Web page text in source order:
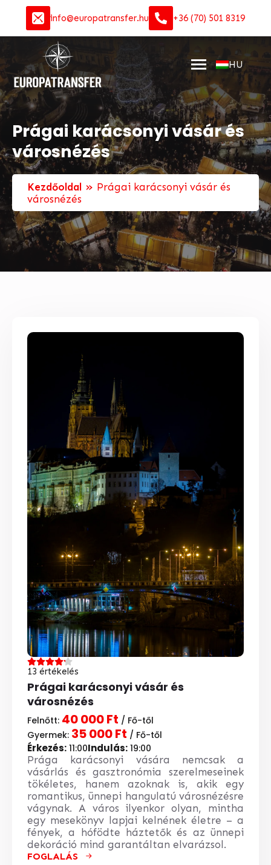
info@europatransfer.hu +36 (70) 501 8319
HU
Prágai karácsonyi vásár és
városnézés
Kezdőoldal » Prágai karácsonyi vásár és
városnézés
13 értékelés
Prágai karácsonyi vásár és
városnézés
Felnőtt: 40 000 Ft / Fő-től
Gyermek: 35 000 Ft / Fő-től
Érkezés: 11:00Indulás: 19:00
Prága karácsonyi vására nemcsak a
vásárlás és gasztronómia szerelmeseinek
tökéletes, hanem azoknak is, akik egy
romantikus, ünnepi hangulatú városnézésre
vágynak. A város ilyenkor olyan, mintha
egy mesekönyv lapjai kelnének életre – a
fények, a hófödte háztetők és az ünnepi
dekoráció mind garantáltan elvarázsol.
FOGLALÁS